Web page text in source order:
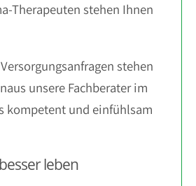
Therapeuten stehen Ihnen
stehen
unsere Fachberater im
kompetent und einfühlsam
leben